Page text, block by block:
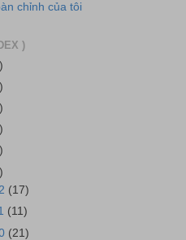
chỉnh của tôi
)
(17)
(11)
(21)